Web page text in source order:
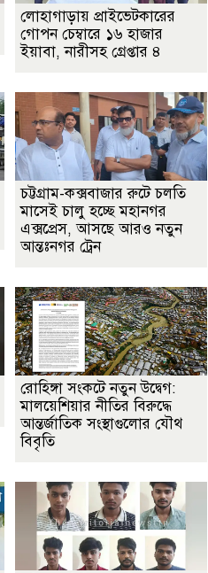
লোহাগাড়ায় প্রাইভেটকারের
গোপন চেম্বারে ১৬ হাজার
ইয়াবা, নারীসহ গ্রেপ্তার ৪
চট্টগ্রাম-কক্সবাজার রুটে চলতি
মাসেই চালু হচ্ছে মহানগর
এক্সপ্রেস, আসছে আরও নতুন
আন্তঃনগর ট্রেন
রোহিঙ্গা সংকটে নতুন উদ্বেগ:
মালয়েশিয়ার নীতির বিরুদ্ধে
আন্তর্জাতিক সংস্থাগুলোর যৌথ
বিবৃতি